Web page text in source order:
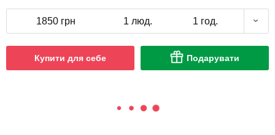
1850 грн 1 люд. 1 год.
Купити для себе Подарувати